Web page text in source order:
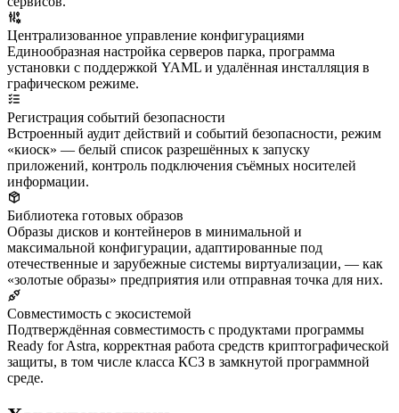
Централизованное управление конфигурациями
Единообразная настройка серверов парка, программа
установки с поддержкой YAML и удалённая инсталляция в
графическом режиме.
Регистрация событий безопасности
Встроенный аудит действий и событий безопасности, режим
«киоск» — белый список разрешённых к запуску
приложений, контроль подключения съёмных носителей
информации.
Библиотека готовых образов
Образы дисков и контейнеров в минимальной и
максимальной конфигурации, адаптированные под
отечественные и зарубежные системы виртуализации, — как
«золотые образы» предприятия или отправная точка для них.
Совместимость с экосистемой
Подтверждённая совместимость с продуктами программы
Ready for Astra, корректная работа средств криптографической
защиты, в том числе класса КСЗ в замкнутой программной
среде.